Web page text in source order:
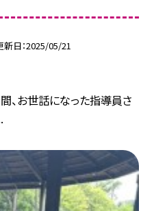
新日 2025/05/21
、お世話になった指導員さ